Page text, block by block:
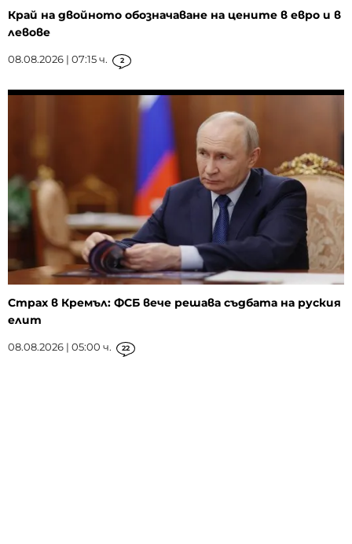
Край на двойното обозначаване на цените в евро и в
левове
08.08.2026 | 07:15 ч. 2
Страх в Кремъл: ФСБ вече решава съдбата на руския
елит
08.08.2026 | 05:00 ч. 22